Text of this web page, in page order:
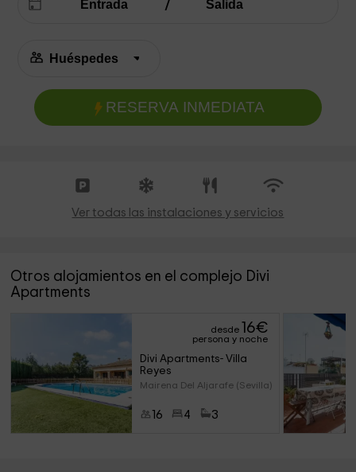
RESERVA INMEDIATA
Ver todas las instalaciones y servicios
Otros alojamientos en el complejo Divi
Apartments
desde 16€
persona y noche
Divi Apartments- Villa
Reyes
Mairena Del Aljarafe (Sevilla)
16 4 3